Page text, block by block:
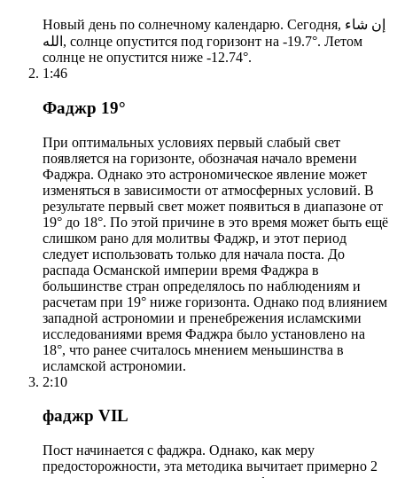
Новый день по солнечному календарю. Сегодня, إن شاء
الله, солнце опустится под горизонт на -19.7°. Летом
солнце не опустится ниже -12.74°.
1:46
Фаджр 19°
При оптимальных условиях первый слабый свет
появляется на горизонте, обозначая начало времени
Фаджра. Однако это астрономическое явление может
изменяться в зависимости от атмосферных условий. В
результате первый свет может появиться в диапазоне от
19° до 18°. По этой причине в это время может быть ещё
слишком рано для молитвы Фаджр, и этот период
следует использовать только для начала поста. До
распада Османской империи время Фаджра в
большинстве стран определялось по наблюдениям и
расчетам при 19° ниже горизонта. Однако под влиянием
западной астрономии и пренебрежения исламскими
исследованиями время Фаджра было установлено на
18°, что ранее считалось мнением меньшинства в
исламской астрономии.
2:10
фаджр VIL
Пост начинается с фаджра. Однако, как меру
предосторожности, эта методика вычитает примерно 2